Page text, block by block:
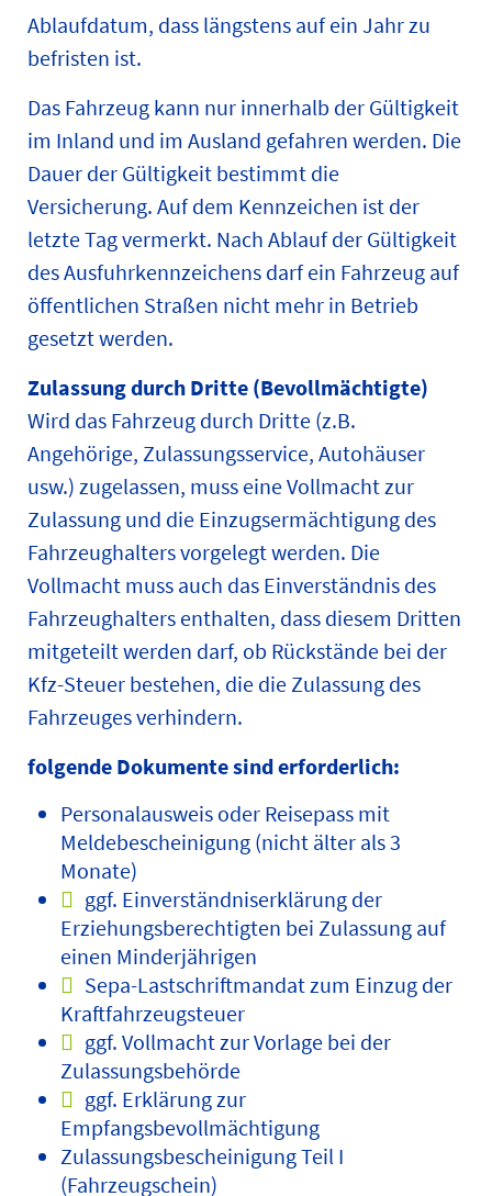
Ablaufdatum, dass längstens auf ein Jahr zu
befristen ist.
Das Fahrzeug kann nur innerhalb der Gültigkeit
im Inland und im Ausland gefahren werden. Die
Dauer der Gültigkeit bestimmt die
Versicherung. Auf dem Kennzeichen ist der
letzte Tag vermerkt. Nach Ablauf der Gültigkeit
des Ausfuhrkennzeichens darf ein Fahrzeug auf
öffentlichen Straßen nicht mehr in Betrieb
gesetzt werden.
Zulassung durch Dritte (Bevollmächtigte)
Wird das Fahrzeug durch Dritte (z.B.
Angehörige, Zulassungsservice, Autohäuser
usw.) zugelassen, muss eine Vollmacht zur
Zulassung und die Einzugsermächtigung des
Fahrzeughalters vorgelegt werden. Die
Vollmacht muss auch das Einverständnis des
Fahrzeughalters enthalten, dass diesem Dritten
mitgeteilt werden darf, ob Rückstände bei der
Kfz-Steuer bestehen, die die Zulassung des
Fahrzeuges verhindern.
folgende Dokumente sind erforderlich:
Personalausweis oder Reisepass mit
Meldebescheinigung (nicht älter als 3
Monate)
ggf. Einverständniserklärung der
Erziehungsberechtigten bei Zulassung auf
einen Minderjährigen
Sepa-Lastschriftmandat zum Einzug der
Kraftfahrzeugsteuer
ggf. Vollmacht zur Vorlage bei der
Zulassungsbehörde
ggf. Erklärung zur
Empfangsbevollmächtigung
Zulassungsbescheinigung Teil I
(Fahrzeugschein)